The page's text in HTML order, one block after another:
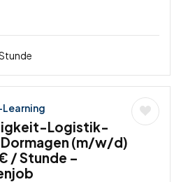
Logistik-
(m/w/d)
/ Stunde –